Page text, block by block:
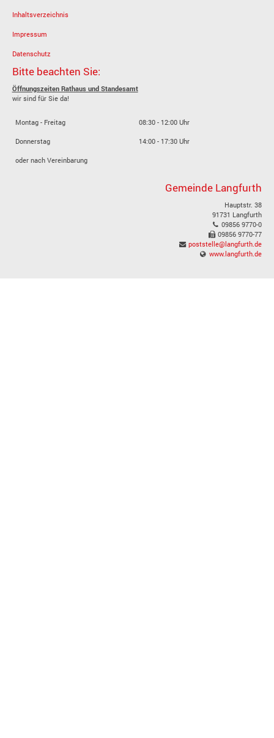
Inhaltsverzeichnis
Impressum
Datenschutz
Bitte beachten Sie:
Öffnungszeiten Rathaus und Standesamt
wir sind für Sie da!
Montag - Freitag 08:30 - 12:00 Uhr
Donnerstag 14:00 - 17:30 Uhr
oder nach Vereinbarung
Gemeinde Langfurth
Hauptstr. 38
91731 Langfurth
09856 9770-0
09856 9770-77
poststelle@langfurth.de
www.langfurth.de